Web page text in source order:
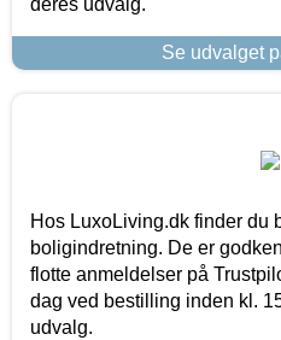
Se udvalget
Hos LuxoLiving.dk finder du
boligindretning. De er
flotte anmeldelser på
dag ved bestilling inden kl.
udvalg.